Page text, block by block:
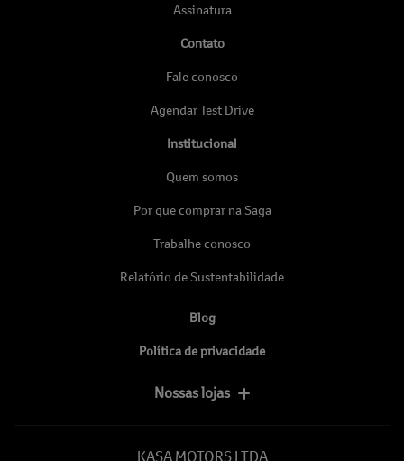
Assinatura
Contato
Fale conosco
Agendar Test Drive
Institucional
Quem somos
Por que comprar na Saga
Trabalhe conosco
Relatório de Sustentabilidade
Blog
Política de privacidade
Nossas lojas
KASA MOTORS LTDA